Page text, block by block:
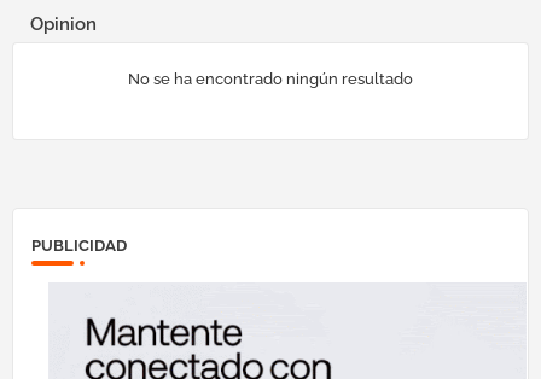
Opinion
No se ha encontrado ningún resultado
PUBLICIDAD